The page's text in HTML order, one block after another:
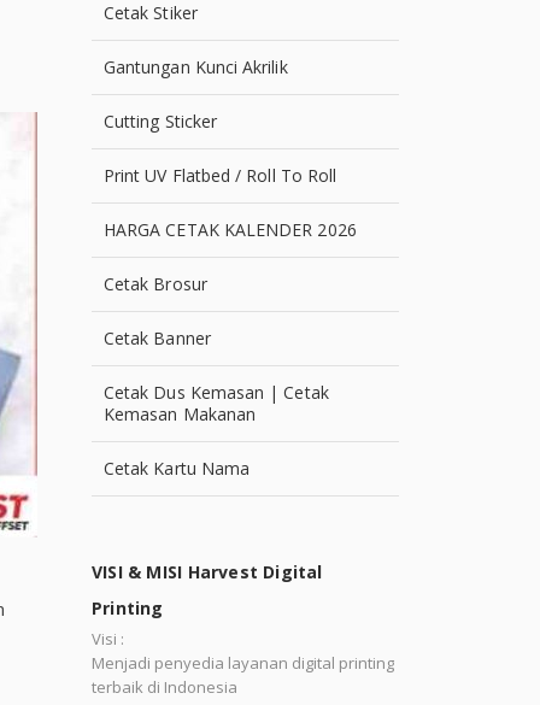
Cetak Stiker
Gantungan Kunci Akrilik
Cutting Sticker
Print UV Flatbed / Roll To Roll
HARGA CETAK KALENDER 2026
Cetak Brosur
Cetak Banner
Cetak Dus Kemasan | Cetak
Kemasan Makanan
Cetak Kartu Nama
VISI & MISI Harvest Digital
Printing
Visi :
Menjadi penyedia layanan digital printing
terbaik di Indonesia